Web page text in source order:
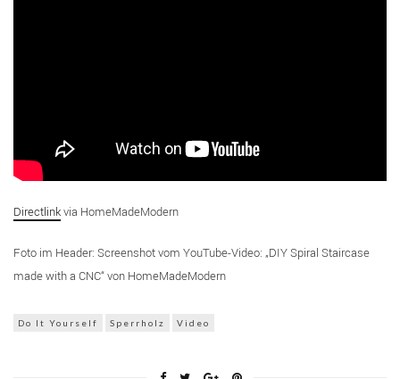
Directlinkvia HomeMadeModern
Foto im Header: Screenshot vom YouTube-Video: „DIY Spiral Staircase
made with a CNC“ von HomeMadeModern
Do It Yourself Sperrholz Video